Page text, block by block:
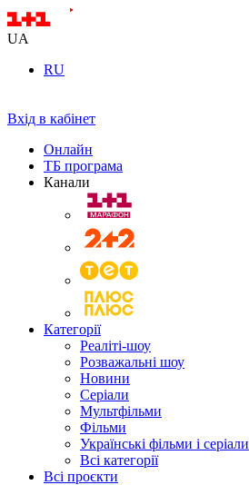
UA
RU
Вхід в кабінет
Онлайн
ТБ програма
Канали
Категорії
Реаліті-шоу
Розважальні шоу
Новини
Серіали
Мультфільми
Фільми
Українські фільми і серіали
Всі категорії
Всі проєкти